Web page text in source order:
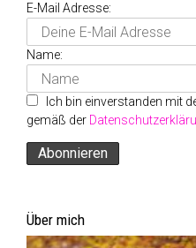
E-Mail Adresse:
Name:
Ich bin einverstanden mit
gemäß der
Über mich